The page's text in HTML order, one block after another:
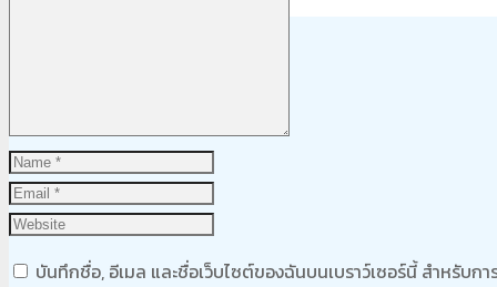
บันทึกชื่อ, อีเมล และชื่อเว็บไซต์ของฉันบนเบราว์เซอร์นี้ สำหรับก